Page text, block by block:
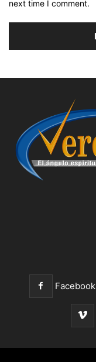
next time I comment.
Facebook